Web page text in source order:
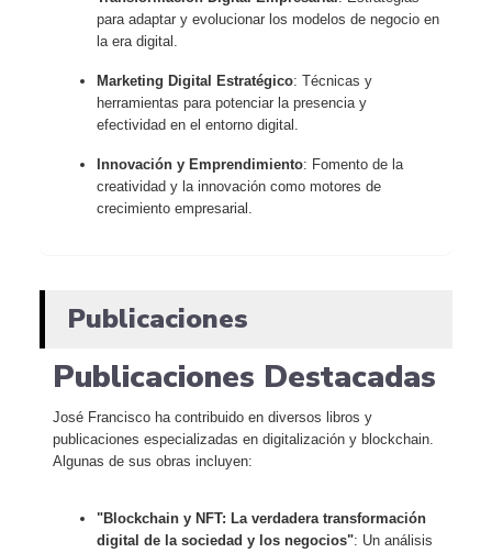
para adaptar y evolucionar los modelos de negocio en
la era digital.
Marketing Digital Estratégico: Técnicas y
herramientas para potenciar la presencia y
efectividad en el entorno digital.
Innovación y Emprendimiento: Fomento de la
creatividad y la innovación como motores de
crecimiento empresarial.
Publicaciones
Publicaciones Destacadas
José Francisco ha contribuido en diversos libros y
publicaciones especializadas en digitalización y blockchain.
Algunas de sus obras incluyen:
"Blockchain y NFT: La verdadera transformación
digital de la sociedad y los negocios": Un análisis